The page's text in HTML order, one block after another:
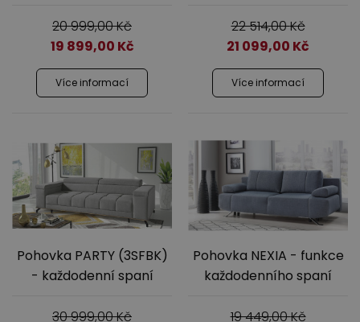
20 999,00Kč
19 899,00 Kč
Více informací
22 514,00Kč
21 099,00 Kč
Více informací
Pohovka PARTY (3SFBK)
- každodenní spaní
30 999,00Kč
Pohovka NEXIA - funkce
každodenního spaní
19 449,00Kč